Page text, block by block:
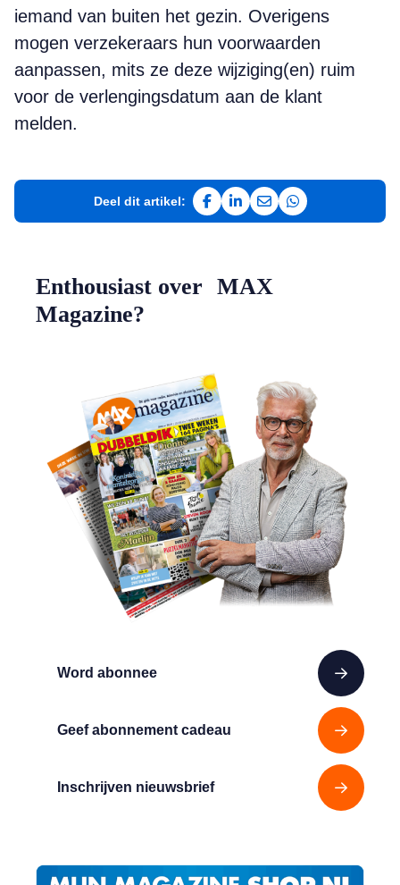
iemand van buiten het gezin. Overigens
mogen verzekeraars hun voorwaarden
aanpassen, mits ze deze wijziging(en) ruim
voor de verlengingsdatum aan de klant
melden.
Deel dit artikel:
Deel op Facebook
Deel op LinkedIn
Deel via e-mail
Deel via
Word abonnee
Geef abonnement cadeau
Inschrijven nieuwsbrief
Enthousiast over MAX
Magazine?